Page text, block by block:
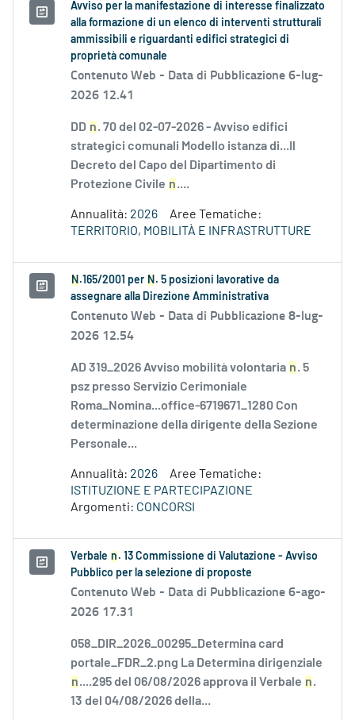
Avviso per la manifestazione di interesse finalizzato
alla formazione di un elenco di interventi strutturali
ammissibili e riguardanti edifici strategici di
proprietà comunale
Contenuto Web - Data di Pubblicazione 6-lug-
2026 12.41
DD n. 70 del 02-07-2026 - Avviso edifici
strategici comunali Modello istanza di...Il
Decreto del Capo del Dipartimento di
Protezione Civile n....
Annualità: 2026
Aree Tematiche:
TERRITORIO, MOBILITÀ E INFRASTRUTTURE
N .165/2001 per N . 5 posizioni lavorative da
assegnare alla Direzione Amministrativa
Contenuto Web - Data di Pubblicazione 8-lug-
2026 12.54
AD 319_2026 Avviso mobilità volontaria n. 5
psz presso Servizio Cerimoniale
Roma_Nomina...office-6719671_1280 Con
determinazione della dirigente della Sezione
Personale...
Annualità: 2026
Aree Tematiche:
ISTITUZIONE E PARTECIPAZIONE
Argomenti: CONCORSI
Verbale n . 13 Commissione di Valutazione - Avviso
Pubblico per la selezione di proposte
Contenuto Web - Data di Pubblicazione 6-ago-
2026 17.31
058_DIR_2026_00295_Determina card
portale_FDR_2.png La Determina dirigenziale
n....295 del 06/08/2026 approva il Verbale n.
13 del 04/08/2026 della...